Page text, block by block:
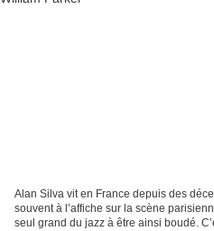
Alan Silva vit en France depuis des
souvent à l’affiche sur la scène
seul grand du jazz à être ainsi boudé.